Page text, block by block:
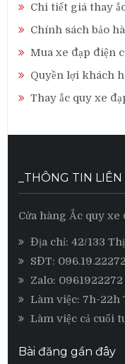
Chi tiết giá thay
Chính sách bảo
Mua xe đạp điện
Quyền lợi khách
Thay ắc quy xe
_THÔNG TIN LIÊN
Cửa hàng Ắc quy xe
Địa chỉ: 42/133
SĐT: 096.19.22272
Zalo: 0961922272
Làm việc: 7h-22h
Làm việc cả cuối
Bài đăng gần đây